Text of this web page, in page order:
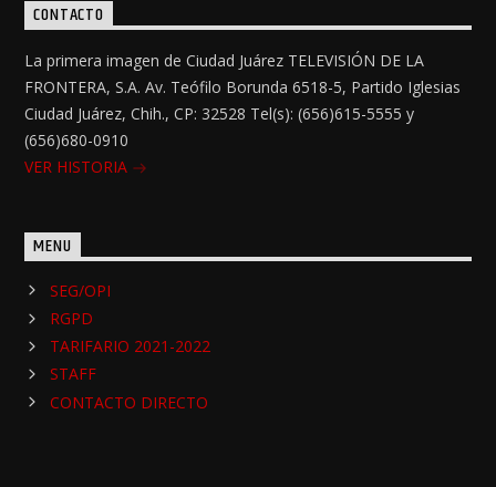
CONTACTO
La primera imagen de Ciudad Juárez TELEVISIÓN DE LA
FRONTERA, S.A. Av. Teófilo Borunda 6518-5, Partido Iglesias
Ciudad Juárez, Chih., CP: 32528 Tel(s): (656)615-5555 y
(656)680-0910
VER HISTORIA
MENU
SEG/OPI
RGPD
TARIFARIO 2021-2022
STAFF
CONTACTO DIRECTO